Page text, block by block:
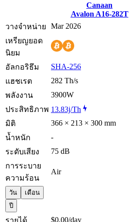
Canaan
Avalon A16-282T
วางจำหน่าย
Mar 2026
เหรียญยอด
นิยม
อัลกอริธึม
SHA-256
แฮชเรต
282 Th/s
พลังงาน
3900W
ประสิทธิภาพ 13.83j/Th
มิติ
366 × 213 × 300 mm
น้ำหนัก
-
ระดับเสียง
75 dB
การระบาย
ความร้อน
Air
วัน
เดือน
ปี
รายได้ $0.00/day